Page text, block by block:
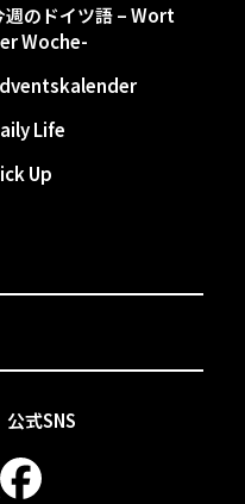
式SNS
週のドイツ語 – Wort
Woche-
Life
Up